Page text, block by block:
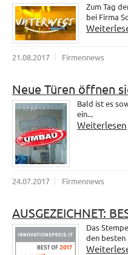
Zum Tag
bei Firma
21.08.2017 Firmennews
Neue Türen öffnen
Bald ist es
ein...
Weiterlesen
24.07.2017 Firmennews
AUSGEZEICHNET:
Das
den besten